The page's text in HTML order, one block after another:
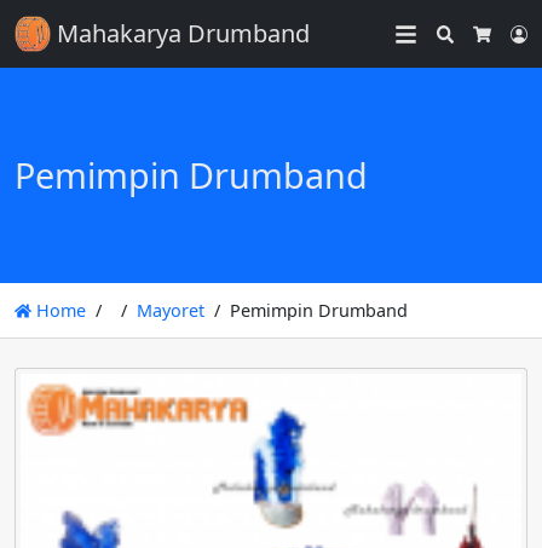
Mahakarya Drumband
Search
Pemimpin Drumband
Home Mayoret Pemimpin Drumband